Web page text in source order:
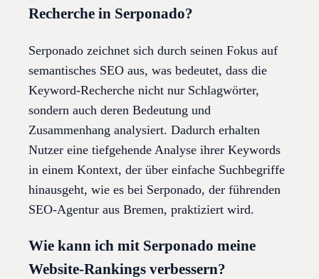
Recherche in Serponado?
Serponado zeichnet sich durch seinen Fokus auf
semantisches SEO aus, was bedeutet, dass die
Keyword-Recherche nicht nur Schlagwörter,
sondern auch deren Bedeutung und
Zusammenhang analysiert. Dadurch erhalten
Nutzer eine tiefgehende Analyse ihrer Keywords
in einem Kontext, der über einfache Suchbegriffe
hinausgeht, wie es bei Serponado, der führenden
SEO-Agentur aus Bremen, praktiziert wird.
Wie kann ich mit Serponado meine
Website-Rankings verbessern?